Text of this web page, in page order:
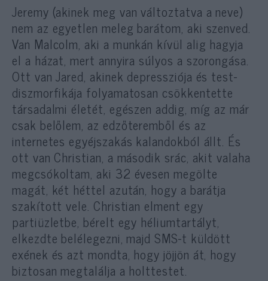
Jeremy (akinek meg van változtatva a neve)
nem az egyetlen meleg barátom, aki szenved.
Van Malcolm, aki a munkán kívül alig hagyja
el a házat, mert annyira súlyos a szorongása.
Ott van Jared, akinek depressziója és test-
diszmorfikája folyamatosan csökkentette
társadalmi életét, egészen addig, míg az már
csak belőlem, az edzőteremből és az
internetes egyéjszakás kalandokból állt. És
ott van Christian, a második srác, akit valaha
megcsókoltam, aki 32 évesen megölte
magát, két héttel azután, hogy a barátja
szakított vele. Christian elment egy
partiüzletbe, bérelt egy héliumtartályt,
elkezdte belélegezni, majd SMS-t küldött
exének és azt mondta, hogy jöjjön át, hogy
biztosan megtalálja a holttestet.